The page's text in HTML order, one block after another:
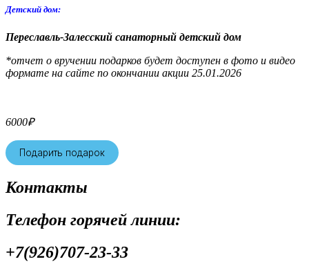
Детский дом:
Переславль-Залесский санаторный детский дом
*отчет о вручении подарков будет доступен в фото и видео
формате на сайте по окончании акции 25.01.2026
6000₽
Подарить подарок
Контакты
Телефон горячей линии:
+7(926)707-23-33